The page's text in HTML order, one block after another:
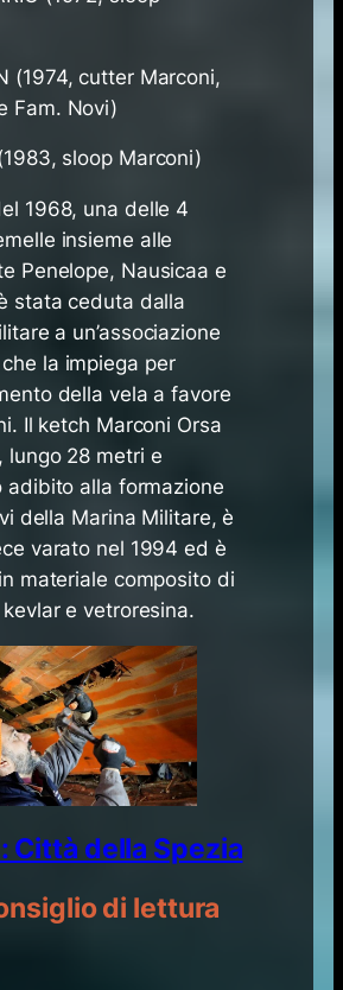
(1974, cutter Marconi,
Fam. Novi)
sloop Marconi)
1968, una delle 4
insieme alle
Penelope, Nausicaa e
stata ceduta dalla
a un’associazione
la impiega per
della vela a favore
Il ketch Marconi Orsa
lungo 28 metri e
adibito alla formazione
della Marina Militare, è
varato nel 1994 ed è
materiale composito di
e vetroresina.
Città della Spezia
di lettura